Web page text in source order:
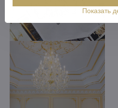
Показать